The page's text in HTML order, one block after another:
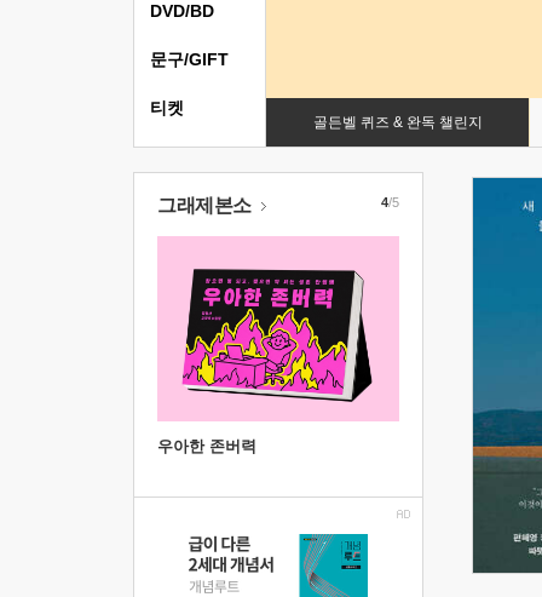
골든벨 퀴즈 & 완독 챌린지
DVD/BD
문구/GIFT
티켓
그래제본소
우아한 존버력
4/5